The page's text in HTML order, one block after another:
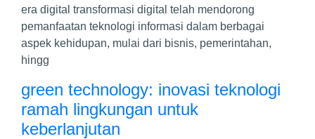
era digital transformasi digital telah mendorong
pemanfaatan teknologi informasi dalam berbagai
aspek kehidupan, mulai dari bisnis, pemerintahan,
hingg
green technology: inovasi teknologi
ramah lingkungan untuk
keberlanjutan